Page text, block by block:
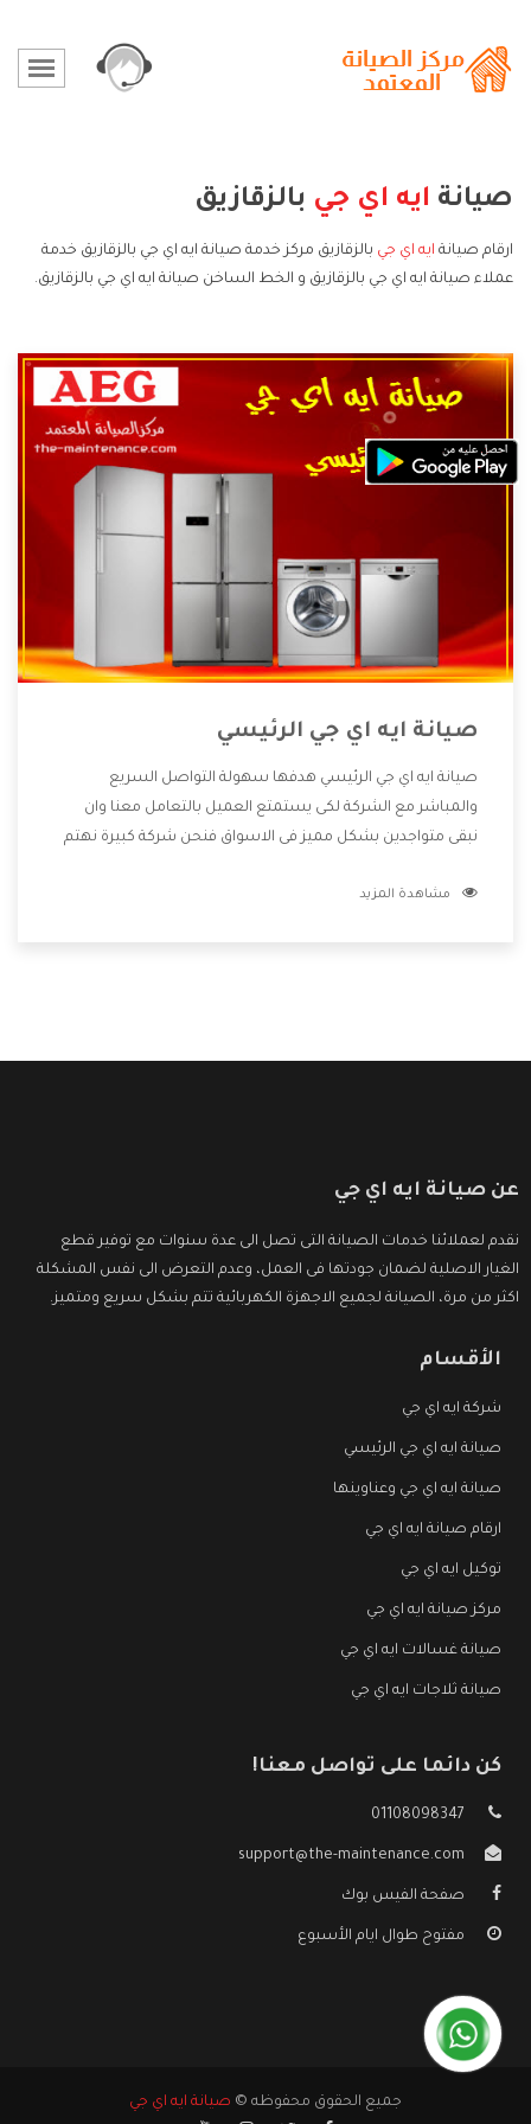
صيانة ايه اي جي بالزقازيق
ارقام صيانة ايه اي جي بالزقازيق مركز خدمة صيانة ايه اي جي بالزقازيق خدمة
عملاء صيانة ايه اي جي بالزقازيق و الخط الساخن صيانة ايه اي جي بالزقازيق.
صيانة ايه اي جي الرئيسي
صيانة ايه اي جي الرئيسي هدفها سهولة التواصل السريع
والمباشر مع الشركة لكى يستمتع العميل بالتعامل معنا وان
نبقى متواجدين بشكل مميز فى الاسواق فنحن شركة كبيرة نهتم
الشركة بها والتى تكون منها خدمة الصيانة التى تكون من أهم
مشاهدة المزيد
عن صيانة ايه اي جي
نقدم لعملائنا خدمات الصيانة التى تصل الى عدة سنوات مع توفير قطع
الغيار الاصلية لضمان جودتها فى العمل، وعدم التعرض الى نفس المشكلة
اكثر من مرة، الصيانة لجميع الاجهزة الكهربائية تتم بشكل سريع ومتميز.
الأقسام
شركة ايه اي جي
صيانة ايه اي جي الرئيسي
صيانة ايه اي جي وعناوينها
ارقام صيانة ايه اي جي
توكيل ايه اي جي
مركز صيانة ايه اي جي
صيانة غسالات ايه اي جي
صيانة ثلاجات ايه اي جي
كن دائما على تواصل معنا!
01108098347
support@the-maintenance.com
صفحة الفيس بوك
مفتوح طوال ايام الأسبوع
جميع الحقوق محفوظه © صيانة ايه اي جي